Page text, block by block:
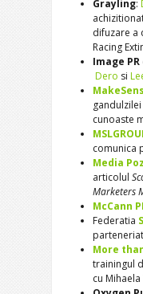
Grayling:
difuzare a
Racing
Image PR
Dero si
cunoaste
comunica
Media
articolul
Marketers
McCann
Federatia
More
trainingul
cu Mihaela